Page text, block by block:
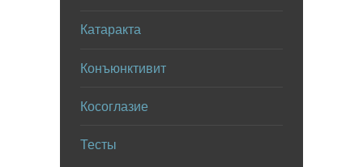
Катаракта
Конъюнктивит
Косоглазие
Тесты